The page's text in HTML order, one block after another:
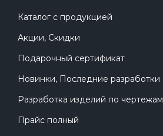
Каталог с продукцией
Акции, Скидки
Подарочный сертификат
Новинки, Последние разработки
Разработка изделий по чертежам
Прайс полный